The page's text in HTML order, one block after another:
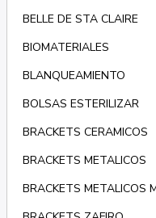
BELLE DE STA CLAIRE
BIOMATERIALES
BLANQUEAMIENTO
BOLSAS ESTERILIZAR
BRACKETS CERAMICOS
BRACKETS METALICOS
BRACKETS METALICOS